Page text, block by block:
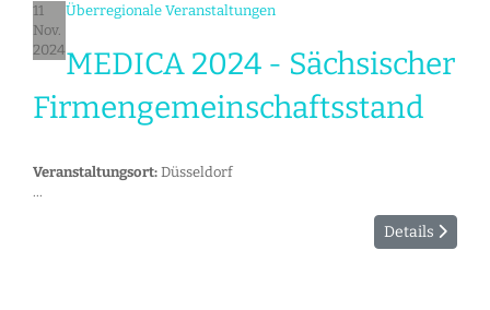
11
Nov.
2024
Überregionale Veranstaltungen
MEDICA 2024 - Sächsischer
Firmengemeinschaftsstand
Veranstaltungsort: Düsseldorf
...
Details